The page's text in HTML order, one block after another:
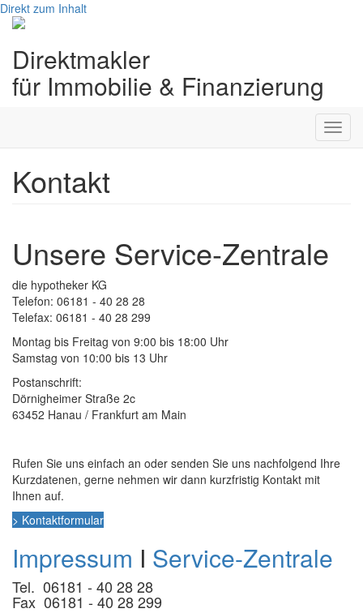
Direkt zum Inhalt
Direktmakler
für Immobilie & Finanzierung
Kontakt
Unsere Service-Zentrale
die hypotheker KG
Telefon: 06181 - 40 28 28
Telefax: 06181 - 40 28 299
Montag bis Freitag von 9:00 bis 18:00 Uhr
Samstag von 10:00 bis 13 Uhr
Postanschrift:
Dörnigheimer Straße 2c
63452 Hanau / Frankfurt am Main
Rufen Sie uns einfach an oder senden Sie uns nachfolgend Ihre
Kurzdatenen, gerne nehmen wir dann kurzfristig Kontakt mit
Ihnen auf.
> Kontaktformular
Impressum I Service-Zentrale
Tel. 06181 - 40 28 28
Fax 06181 - 40 28 299